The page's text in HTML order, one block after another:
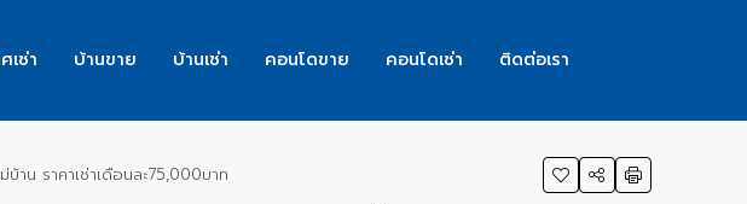
เช่า บ้านขาย บ้านเช่า คอนโดขาย คอนโดเช่า ติดต่อเรา
น ราคาเช่าเดือนละ75,000บาท